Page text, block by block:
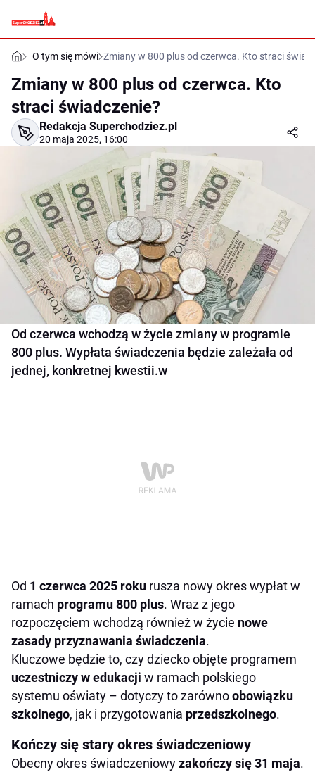
O tym się mówi Zmiany w 800 plus od czerwca. Kto straci
Zmiany w 800 plus od czerwca. Kto
straci świadczenie?
Redakcja Superchodziez.pl
20 maja 2025, 16:00
Od czerwca wchodzą w życie zmiany w programie
800 plus. Wypłata świadczenia będzie zależała od
jednej, konkretnej kwestii.w
Od 1 czerwca 2025 roku rusza nowy okres wypłat w
ramach programu 800 plus. Wraz z jego
rozpoczęciem wchodzą również w życie nowe
zasady przyznawania świadczenia.
Kluczowe będzie to, czy dziecko objęte programem
uczestniczy w edukacji w ramach polskiego
systemu oświaty – dotyczy to zarównoobowiązku
szkolnego, jak i przygotowania przedszkolnego.
Kończy się stary okres świadczeniowy
Obecny okres świadczeniowyzakończy się 31 maja.